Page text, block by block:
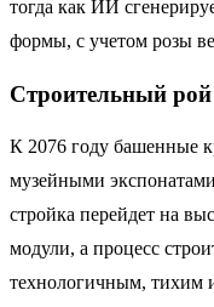
тогда как ИИ
формы, с учетом розы
Строительный рой
К 2076 году башенные
музейными
стройка перейдет на
модули, а процесс
технологичным, тихим